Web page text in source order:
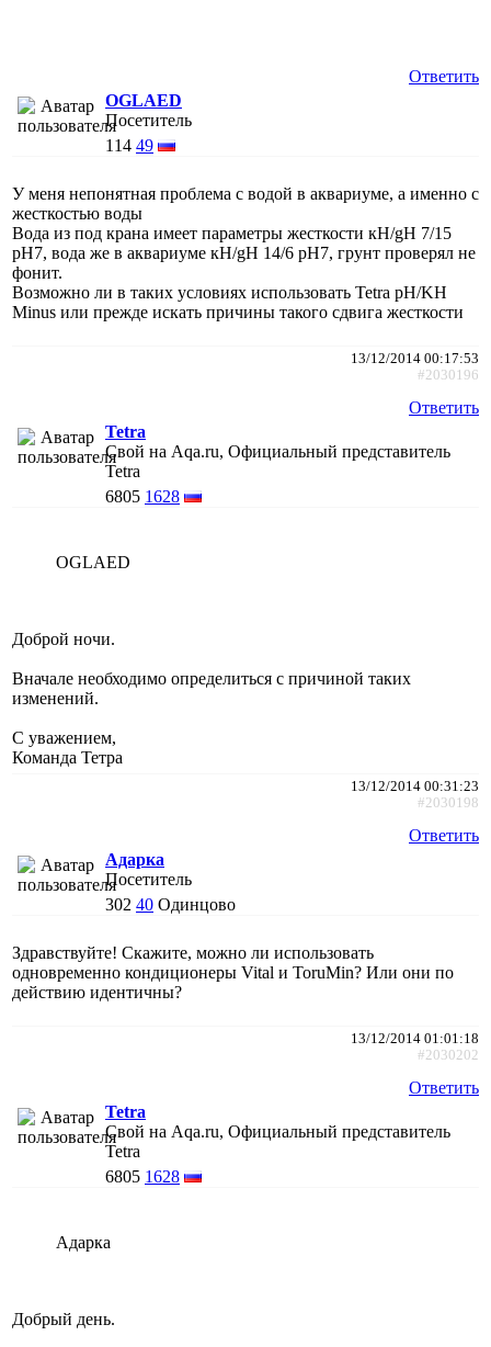
Ответить
OGLAED
Посетитель
114 49
У меня непонятная проблема с водой в аквариуме, а именно с
жесткостью воды
Вода из под крана имеет параметры жесткости кН/gH 7/15
рН7, вода же в аквариуме кН/gH 14/6 рН7, грунт проверял не
фонит.
Возможно ли в таких условиях использовать Tetra pH/KH
Minus или прежде искать причины такого сдвига жесткости
13/12/2014 00:17:53
#2030196
Ответить
Tetra
Свой на Aqa.ru, Официальный представитель
Tetra
6805 1628
OGLAED
Доброй ночи.
Вначале необходимо определиться с причиной таких
изменений.
С уважением,
Команда Тетра
13/12/2014 00:31:23
#2030198
Ответить
Адарка
Посетитель
302 40 Одинцово
Здравствуйте! Скажите, можно ли использовать
одновременно кондиционеры Vital и ToruMin? Или они по
действию идентичны?
13/12/2014 01:01:18
#2030202
Ответить
Tetra
Свой на Aqa.ru, Официальный представитель
Tetra
6805 1628
Адарка
Добрый день.